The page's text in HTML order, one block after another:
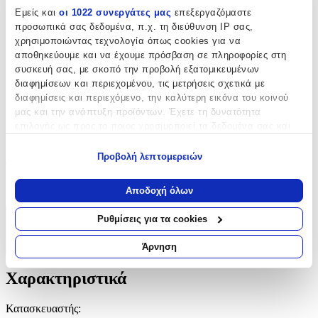
Εμείς και οι 1022 συνεργάτες μας επεξεργαζόμαστε
προσωπικά σας δεδομένα, π.χ. τη διεύθυνση IP σας,
χρησιμοποιώντας τεχνολογία όπως cookies για να
αποθηκεύουμε και να έχουμε πρόσβαση σε πληροφορίες στη
συσκευή σας, με σκοπό την προβολή εξατομικευμένων
διαφημίσεων και περιεχομένου, τις μετρήσεις σχετικά με
διαφημίσεις και περιεχόμενο, την καλύτερη εικόνα του κοινού
μας και την ανάπτυξη προϊόντων. Έχετε τη δυνατότητα
Να συλλέξουμε πληροφορίες σχετικά με τη γεωγραφική
σας τοποθεσία, οι οποίες μπορεί να είναι ακριβείς σε
απόσταση μερικών μέτρων
Να αναγνωρίσουμε τη συσκευή σας σαρώνοντας ενεργά
για συγκεκριμένα χαρακτηριστικά (δακτυλικό αποτύπωμα)
Μάθετε περισσότερα σχετικά με τον τρόπο επεξεργασίας των
προσωπικών σας δεδομένων και καθορίστε τις προτιμήσεις σας
στηνενότητα “Λεπτομέρειες”
Δήλωση Cookies.
Προβολή λεπτομερειών
Αποδοχή όλων
Ρυθμίσεις για τα cookies
Άρνηση
Χαρακτηριστικά
Κατασκευαστής
Novaker
Βασικά Χαρακτηριστικά
Είδος
Χαρακτηριστικά
Χαρακτηριστικά
Κατασκευαστής: